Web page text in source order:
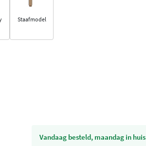
Staafmodel
vandaag besteld, maandag in huis